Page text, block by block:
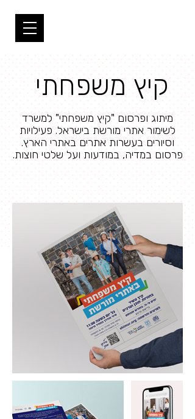
קיץ משפחתי
מיתוג ופרסום "קיץ משפחתי" למשרד
לשימור אתרי מורשת בישראל. פעילויות
וסיורים בעשרות אתרים באתרי הארץ.
פרסום במדיה, במודעות ועל שלטי חוצות.